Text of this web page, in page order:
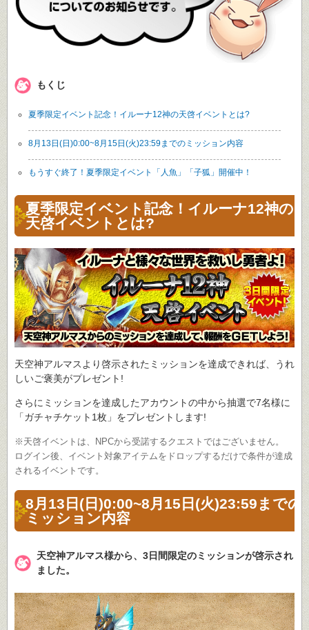
もくじ
夏季限定イベント記念！イルーナ12神の天啓イベントとは?
8月13日(日)0:00~8月15日(火)23:59までのミッション内容
もうすぐ終了！夏季限定イベント「人魚」「子狐」開催中！
夏季限定イベント記念！イルーナ12神の
天啓イベントとは?
天空神アルマスより啓示されたミッションを達成できれば、うれ
しいご褒美がプレゼント!
さらにミッションを達成したアカウントの中から抽選で7名様に
「ガチャチケット1枚」をプレゼントします!
※天啓イベントは、NPCから受諾するクエストではございません。
ログイン後、イベント対象アイテムをドロップするだけで条件が達成
されるイベントです。
8月13日(日)0:00~8月15日(火)23:59までの
ミッション内容
天空神アルマス様から、3日間限定のミッションが啓示され
ました。